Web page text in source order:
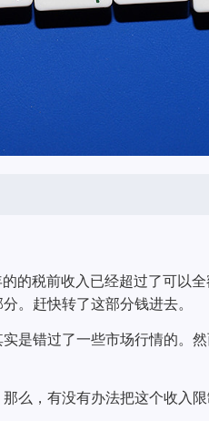
的税前收入已经超过了可以
。赶快转了这部分钱进去。
是错过了一些市场行情的。
么，有没有办法把这个收入